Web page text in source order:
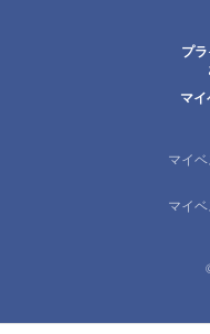
プ
マ
マイ
マイ